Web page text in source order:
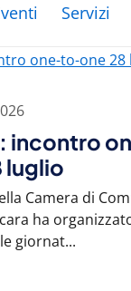
Servizi
incontro
luglio
Camera di
ha
giornat...